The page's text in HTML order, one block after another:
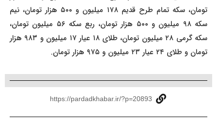
تومان، سکه تمام طرح قدیم ۱۷۸ میلیون و ۵۰۰ هزار تومان، نیم
سکه ۹۸ میلیون و ۵۰۰ هزار تومان، ربع سکه ۵۶ میلیون تومان،
سکه گرمی ۲۸ میلیون تومان، طلای ۱۸ عیار ۱۷ میلیون و ۹۸۳ هزار
تومان و طلای ۲۴ عیار ۲۳ میلیون و ۹۷۵ هزار تومان.
https://pardadkhabar.ir/?p=20893